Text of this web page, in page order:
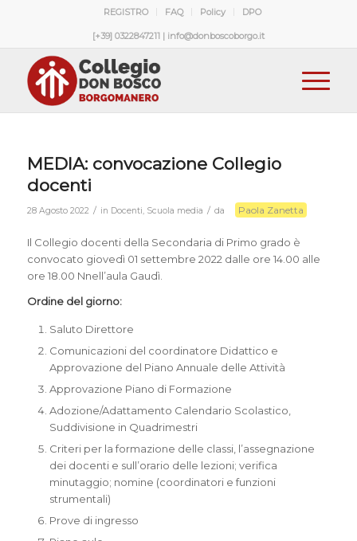
REGISTRO FAQ Policy DPO
[+39] 0322847211 | info@donboscoborgo.it
MEDIA: convocazione Collegio
docenti
28 Agosto 2022 / in Docenti, Scuola media / da Paola Zanetta
Il Collegio docenti della Secondaria di Primo grado è
convocato giovedì 01 settembre 2022 dalle ore 14.00 alle
ore 18.00 Nnell’aula Gaudì.
Ordine del giorno:
Saluto Direttore
Comunicazioni del coordinatore Didattico e
Approvazione del Piano Annuale delle Attività
Approvazione Piano di Formazione
Adozione/Adattamento Calendario Scolastico,
Suddivisione in Quadrimestri
Criteri per la formazione delle classi, l’assegnazione
dei docenti e sull’orario delle lezioni; verifica
minutaggio; nomine (coordinatori e funzioni
strumentali)
Prove di ingresso